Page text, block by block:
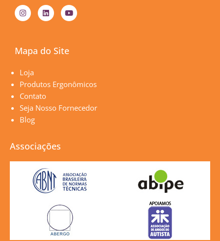
I
n
s
r
a
L
i
n
i
n
Y
o
u
e
Mapa do Site
Loja
Produtos Ergonômicos
Contato
Seja Nosso Fornecedor
Blog
Associações